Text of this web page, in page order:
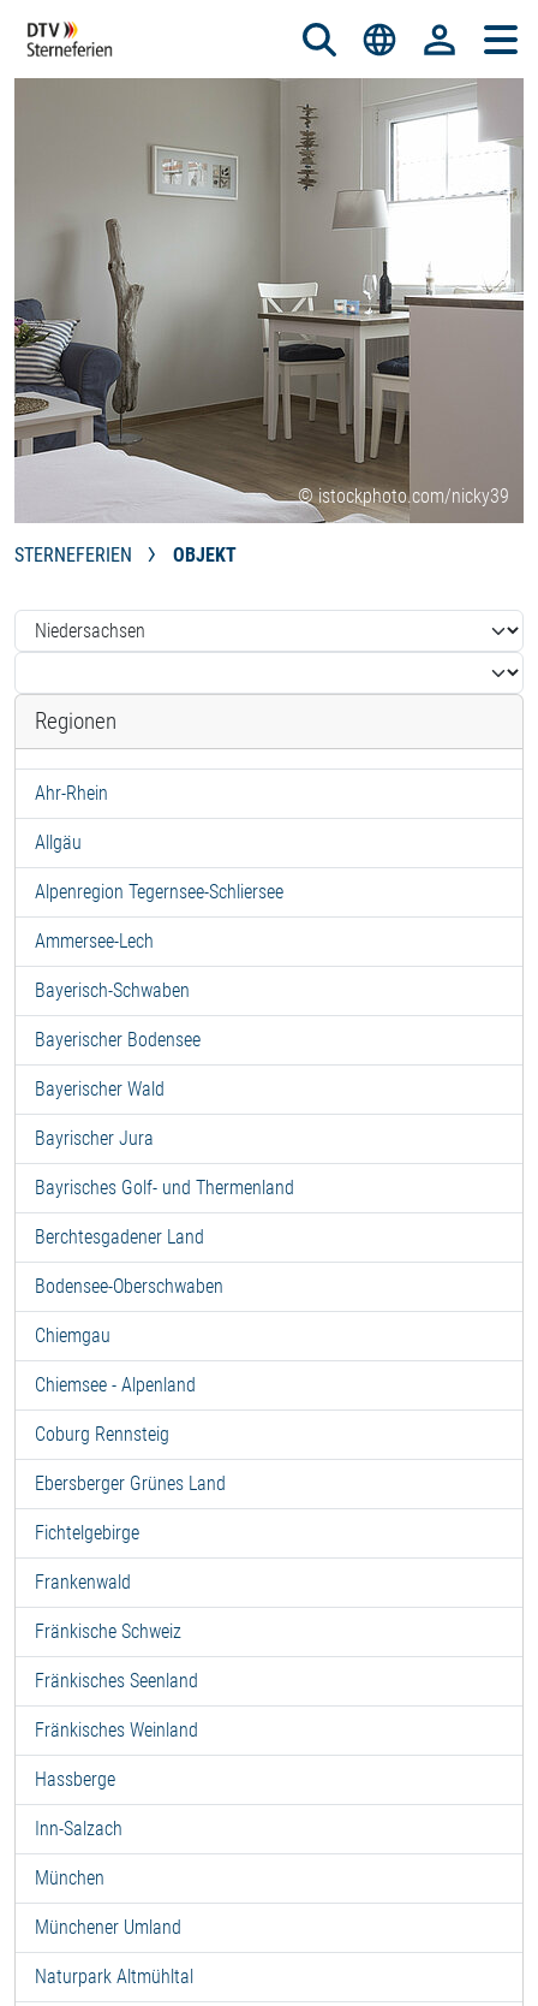
© istockphoto.com/nicky39
STERNEFERIEN OBJEKT
Regionen
Ahr-Rhein
Allgäu
Alpenregion Tegernsee-Schliersee
Ammersee-Lech
Bayerisch-Schwaben
Bayerischer Bodensee
Bayerischer Wald
Bayrischer Jura
Bayrisches Golf- und Thermenland
Berchtesgadener Land
Bodensee-Oberschwaben
Chiemgau
Chiemsee - Alpenland
Coburg Rennsteig
Ebersberger Grünes Land
Fichtelgebirge
Frankenwald
Fränkische Schweiz
Fränkisches Seenland
Fränkisches Weinland
Hassberge
Inn-Salzach
München
Münchener Umland
Naturpark Altmühltal